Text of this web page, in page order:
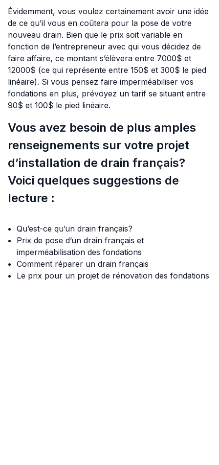
Évidemment, vous voulez certainement avoir une idée
de ce qu’il vous en coûtera pour la pose de votre
nouveau drain. Bien que le prix soit variable en
fonction de l’entrepreneur avec qui vous décidez de
faire affaire, ce montant s’élèvera entre 7000$ et
12000$ (ce qui représente entre 150$ et 300$ le pied
linéaire). Si vous pensez faire imperméabiliser vos
fondations en plus, prévoyez un tarif se situant entre
90$ et 100$ le pied linéaire.
Vous avez besoin de plus amples
renseignements sur votre projet
d’installation de drain français?
Voici quelques suggestions de
lecture :
Qu’est-ce qu’un drain français?
Prix de pose d’un drain français et
imperméabilisation des fondations
Comment réparer un drain français
Le prix pour un projet de rénovation des fondations